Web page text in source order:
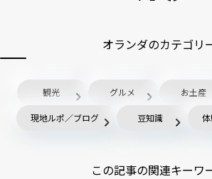
オランダのカテゴリ
観光 グルメ お土産
現地ルポ／ブログ 豆知識
この記事の関連キーワ